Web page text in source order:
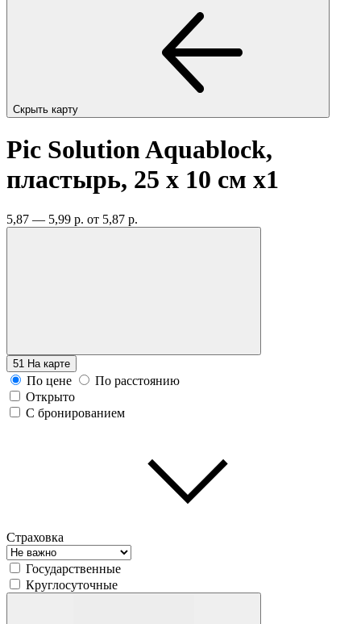
Скрыть карту
Pic Solution Aquablock,
пластырь, 25 х 10 см x1
5,87 — 5,99 р. от 5,87 р.
51 На карте
По цене
По расстоянию
Открыто
С бронированием
Страховка
Государственные
Круглосуточные